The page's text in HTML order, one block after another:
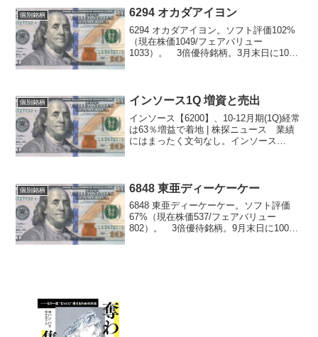
のオーディオブック情報 - 聴け...
個別銘柄 6294 オカダアイヨン
6294 オカダアイヨン。ソフト評価102%
（現在株価1049/フェアバリュー
1033）。 3倍優待銘柄。3月末日に100
は？ 昇格...
個別銘柄 インソース1Q 増資と売出
インソース【6200】、10-12月期(1Q)経常
は63％増益で着地 | 株探ニュース 業績
にはまったく文句なし。インソース
個別銘柄 6848 東亜ディーケーケー
6848 東亜ディーケーケー。ソフト評価
67%（現在株価537/フェアバリュー
802）。 3倍優待銘柄。9月末日に100株